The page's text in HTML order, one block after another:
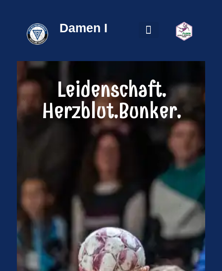
Damen I
Leidenschaft.
Herzblut.Bunker.